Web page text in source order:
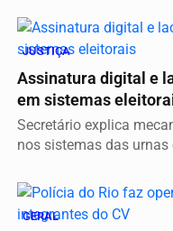
JUSTIÇA
Assinatura digital e
em sistemas
Secretário explica
nos sistemas das
GERAL